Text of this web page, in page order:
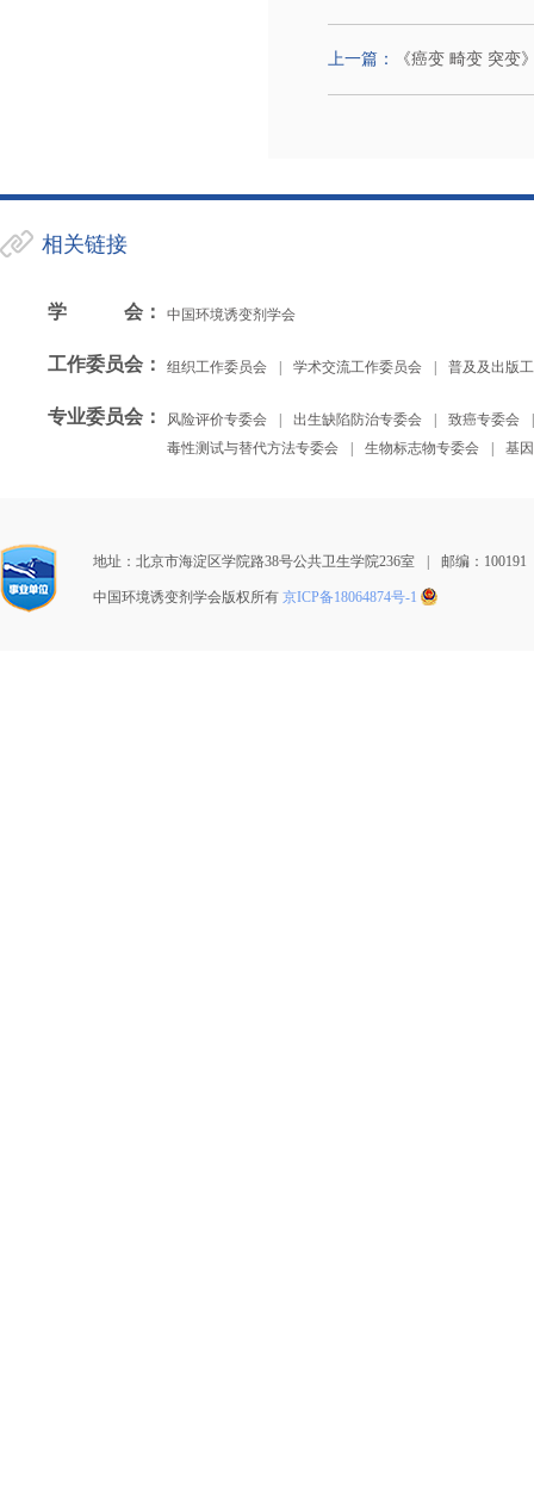
上一篇： 《癌变 畸变 突变
相关链接
学会 ： 中国环境诱变剂学会
工作委员会 ： 组织工作委员会 学术交流工作委员会 普及及出版
专业委员会 ： 风险评价专委会 出生缺陷防治专委会 致癌专委会
毒性测试与替代方法专委会
生物标志物专委会 基
地址：北京市海淀区学院路38号公共卫生学院236室 邮编：100191
中国环境诱变剂学会版权所有 京ICP备18064874号-1